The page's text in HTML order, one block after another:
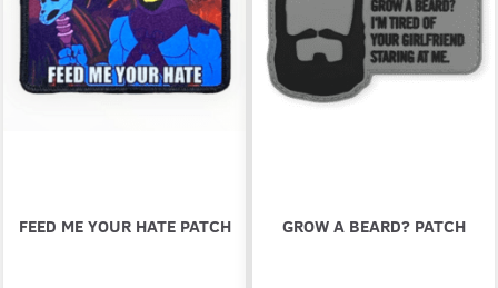
FEED ME YOUR HATE PATCH GROW A BEARD? PATCH